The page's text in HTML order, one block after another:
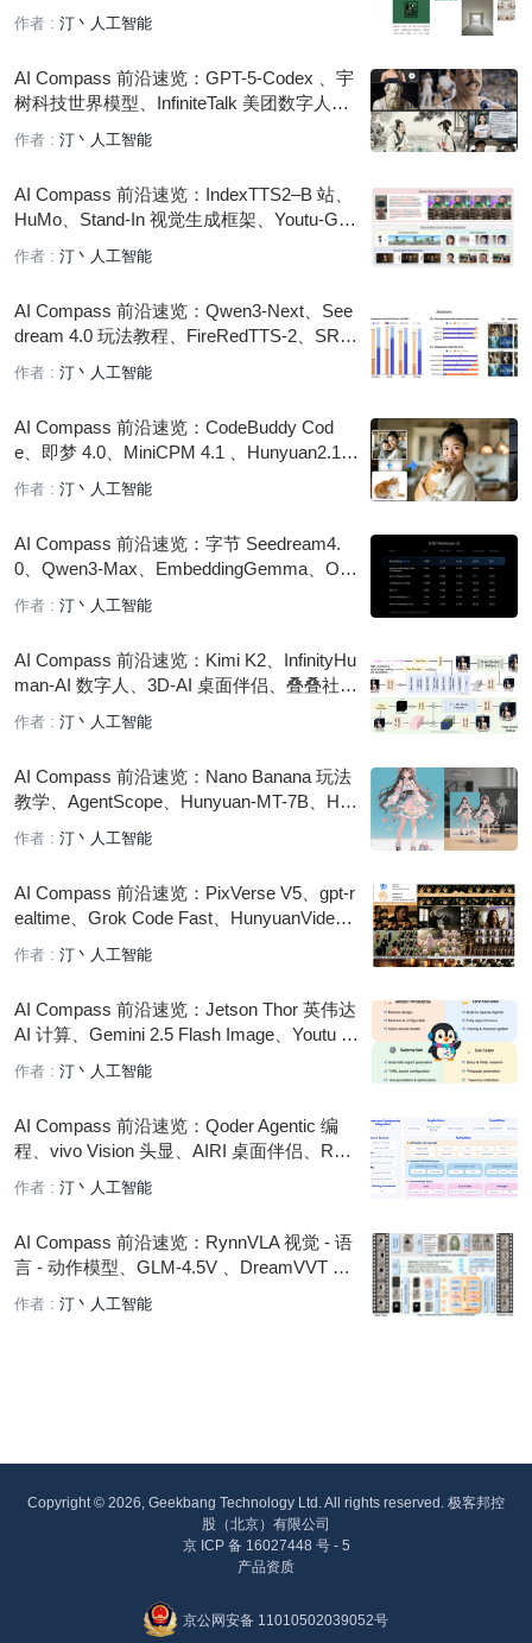
界，效率翻倍！
作者 : 汀丶人工智能
AI Compass 前沿速览：GPT-5-Codex 、宇
树科技世界模型、InfiniteTalk 美团数字人、
ROMA 多智能体框架、混元 3D 3.0
作者 : 汀丶人工智能
AI Compass 前沿速览：IndexTTS2–B 站、
HuMo、Stand-In 视觉生成框架、Youtu-Gra
phRAG、MobileLLM-R1–Meta、PP-OCRv
5
作者 : 汀丶人工智能
AI Compass 前沿速览：Qwen3-Next、See
dream 4.0 玩法教程、FireRedTTS-2、SRP
O 文生图模型、MiniMax Music 1.5
作者 : 汀丶人工智能
AI Compass 前沿速览：CodeBuddy Cod
e、即梦 4.0、MiniCPM 4.1 、Hunyuan2.1、
Qwen3-ASR、SpikingBrain 脑脉冲大模型
作者 : 汀丶人工智能
AI Compass 前沿速览：字节 Seedream4.
0、Qwen3-Max、EmbeddingGemma、One
CAT 多模态、rStar2-Agent
作者 : 汀丶人工智能
AI Compass 前沿速览：Kimi K2、InfinityHu
man-AI 数字人、3D-AI 桌面伴侣、叠叠社–
AI 虚拟陪伴
作者 : 汀丶人工智能
AI Compass 前沿速览：Nano Banana 玩法
教学、AgentScope、Hunyuan-MT-7B、Hun
yuanWorld-Voyager、AudioStory
作者 : 汀丶人工智能
AI Compass 前沿速览：PixVerse V5、gpt-r
ealtime、Grok Code Fast、HunyuanVide
o、OmniHuman-1.5、字节 WaverAI 视频、
MiniCPM 4.5 等
作者 : 汀丶人工智能
AI Compass 前沿速览：Jetson Thor 英伟达
AI 计算、Gemini 2.5 Flash Image、Youtu 腾
讯智能体框架、Wan2.2-S2V 多模态视频生
成、SpatialGen 3D 场景生成模型
作者 : 汀丶人工智能
AI Compass 前沿速览：Qoder Agentic 编
程、vivo Vision 头显、AIRI 桌面伴侣、RM-
Gallery 奖励模型平台、Sim-Agent 工作流
作者 : 汀丶人工智能
AI Compass 前沿速览：RynnVLA 视觉 - 语
言 - 动作模型、GLM-4.5V 、DreamVVT 虚
拟换衣、 WeKnora 框架、GitMCP、Neural
Agent 桌面 AI 助手
作者 : 汀丶人工智能
Copyright © 2026, Geekbang Technology Ltd. All rights reserved. 极客邦控
股（北京）有限公司
京 ICP 备 16027448 号 - 5
产品资质
京公网安备 11010502039052号